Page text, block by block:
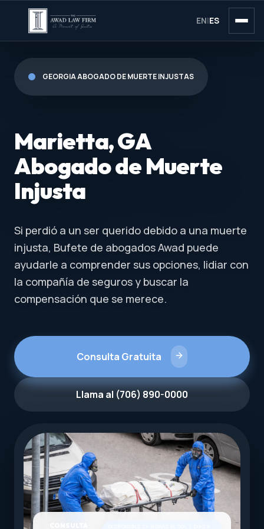
EN|ES
GEORGIA ABOGADO DE MUERTE INJUSTAS
Marietta, GA
Abogado de Muerte
Injusta
Si perdió a un ser querido debido a una muerte
injusta, Bufete de abogados Awad puede
ayudarle a comprender sus opciones, lidiar con
la compañía de seguros y buscar la
compensación que se merece.
Consulta Gratuita
Llama al (706) 890-0000